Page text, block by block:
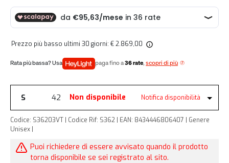
Prezzo più basso ultimi 30 giorni: € 2.869,00
paga fino a36 rate, scopri di più
S 42 Non disponibile Notifica disponibilità
Codice: S36203VT | Codice Rif: S362 | EAN: 8434446806407 | Genere
Unisex |
Puoi richiedere di essere avvisato quando il prodotto
torna disponibile se sei registrato al sito.